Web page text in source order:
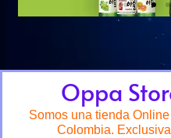
Oppa
Somos una tienda
Colombia.